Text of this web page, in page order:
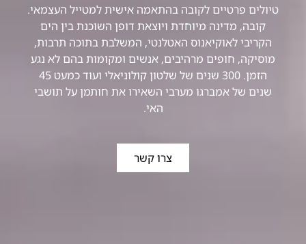
טיולים פרטיים לקובה בהתאמה אישית למטייל העצמאי.
קובה, מדינה מיוחדת ויוצאת דופן השוכנת בין הים
הקריבי לאוקיאנוס האטלנטי, המשלבת בתוכה תרבות,
מוסיקה, חופים מרהיבים, אנשים ומקומות בהם לא נגע
הזמן. 300 שנים של שלטון קולוניאלי ועוד כמעט 45
שנים של אמברגו מערבי השאירו את חותמן על תושבי
האי.
צרו קשר